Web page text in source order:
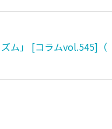
ム」 [コラムvol.545]（